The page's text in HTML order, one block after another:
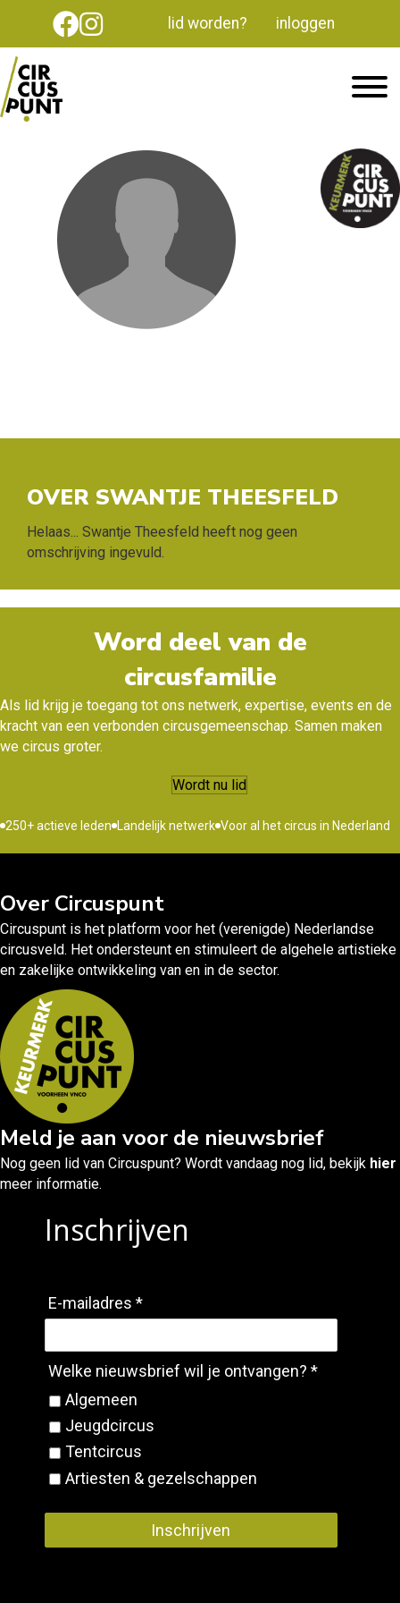
lid worden? inloggen
OVER SWANTJE THEESFELD
Helaas... Swantje Theesfeld heeft nog geen
omschrijving ingevuld.
Word deel van de
circusfamilie
Als lid krijg je toegang tot ons netwerk, expertise, events en de
kracht van een verbonden circusgemeenschap. Samen maken
we circus groter.
Wordt nu lid
250+ actieve leden Landelijk netwerk Voor al het circus in Nederland
Over Circuspunt
Circuspunt is het platform voor het (verenigde) Nederlandse
circusveld. Het ondersteunt en stimuleert de algehele artistieke
en zakelijke ontwikkeling van en in de sector.
Meld je aan voor de nieuwsbrief
Nog geen lid van Circuspunt? Wordt vandaag nog lid, bekijk hier
meer informatie.
Inschrijven
E-mailadres *
Welke nieuwsbrief wil je ontvangen? *
Algemeen
Jeugdcircus
Tentcircus
Artiesten & gezelschappen
Inschrijven